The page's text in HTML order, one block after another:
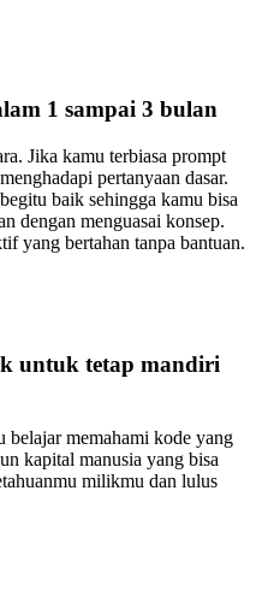
1 sampai 3 bulan
Jika kamu terbiasa prompt
pertanyaan dasar.
baik sehingga kamu bisa
dengan menguasai konsep.
yang bertahan tanpa bantuan.
untuk tetap mandiri
memahami kode yang
kapital manusia yang bisa
milikmu dan lulus